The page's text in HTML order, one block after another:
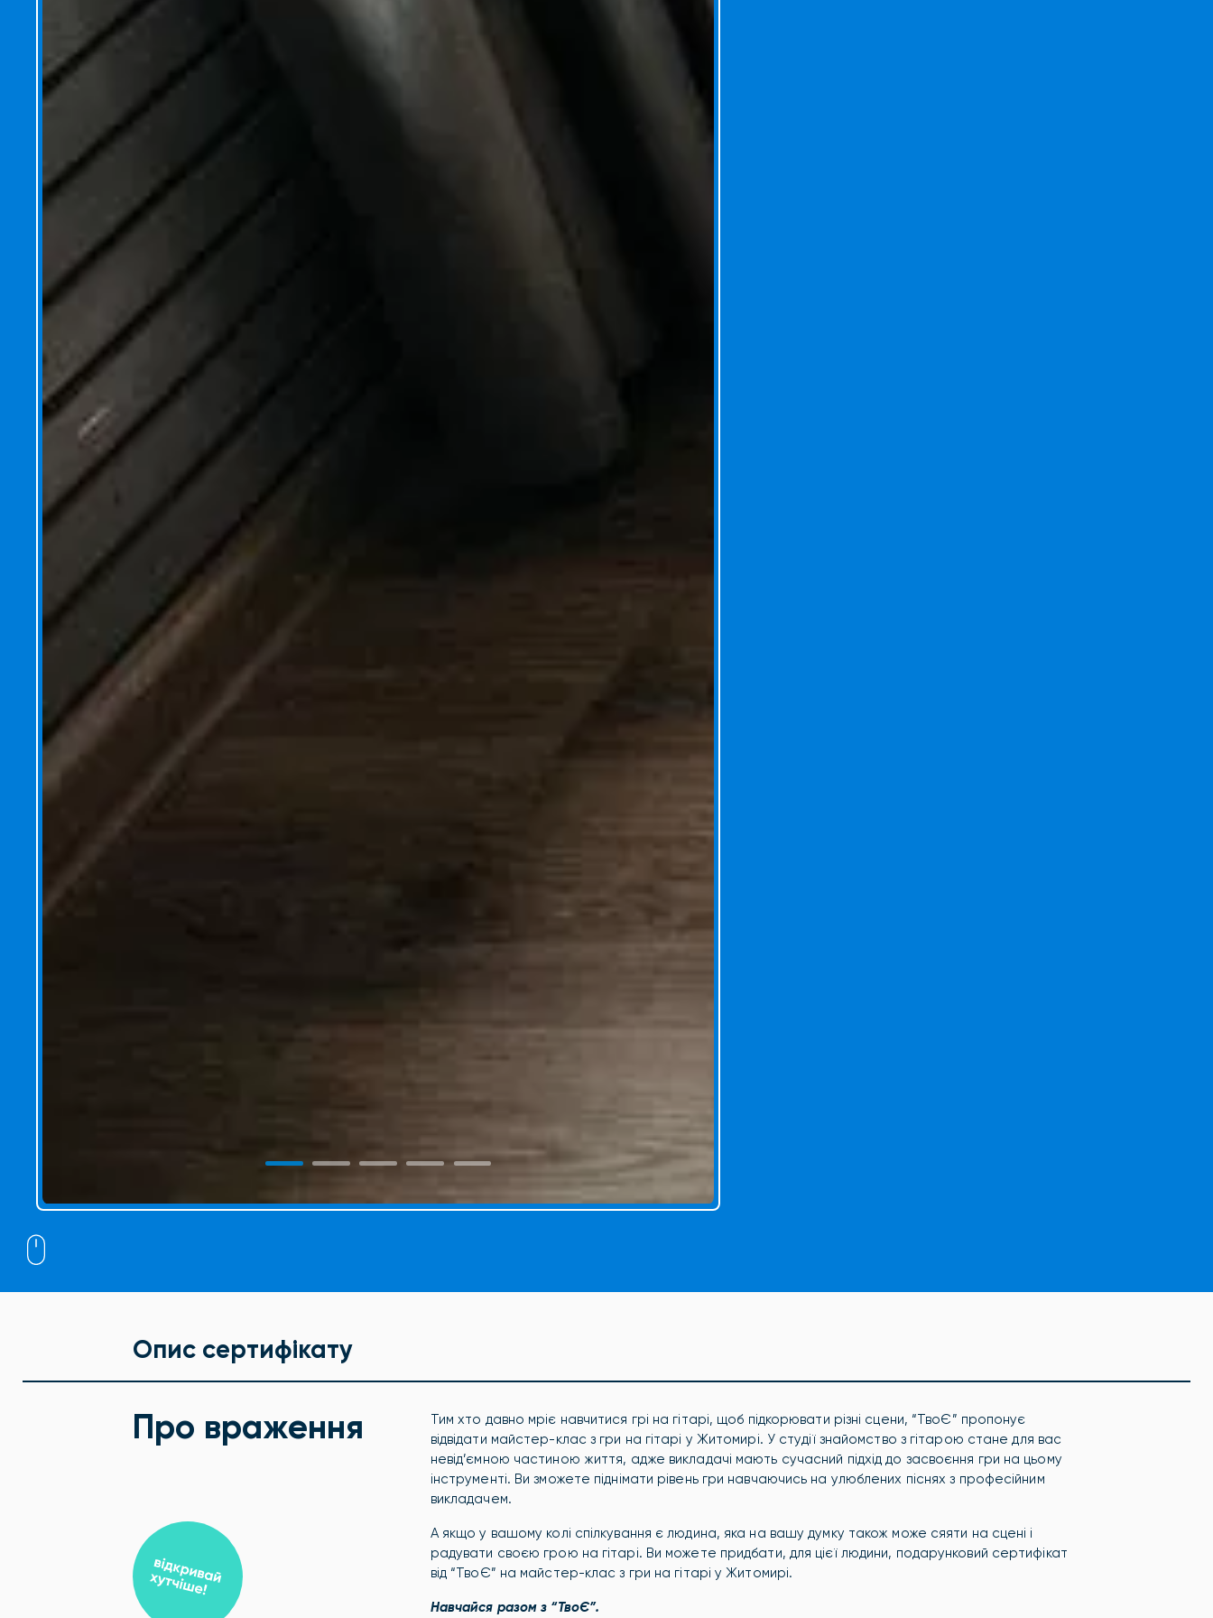
Опис сертифікату
Про враження
Тим хто давно мріє навчитися грі на гітарі, щоб підкорювати різні сцени, “ТвоЄ” пропонує
відвідати майстер-клас з гри на гітарі у Житомирі. У студії знайомство з гітарою стане для вас
невід’ємною частиною життя, адже викладачі мають сучасний підхід до засвоєння гри на цьому
інструменті. Ви зможете піднімати рівень гри навчаючись на улюблених піснях з професійним
викладачем.
А якщо у вашому колі спілкування є людина, яка на вашу думку також може сяяти на сцені і
радувати своєю грою на гітарі. Ви можете придбати, для цієї людини, подарунковий сертифікат
від “ТвоЄ” на майстер-клас з гри на гітарі у Житомирі.
Навчайся разом з “ТвоЄ”.